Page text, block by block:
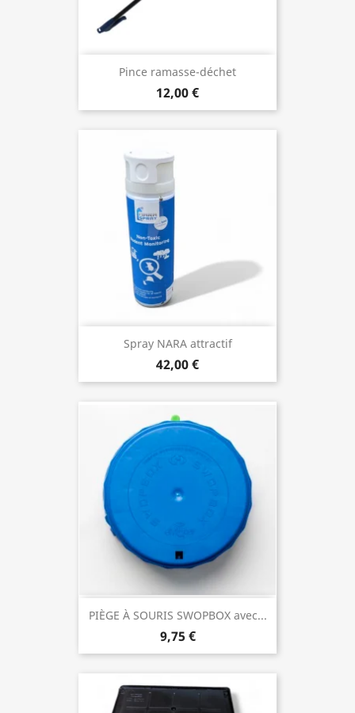
Pince ramasse-déchet
12,00 €
Spray NARA attractif
42,00 €
PIÈGE À SOURIS SWOPBOX avec...
9,75 €